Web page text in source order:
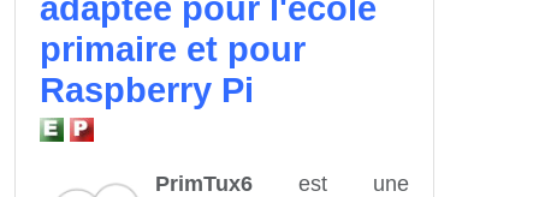
adaptée pour l'école
primaire et pour
Raspberry Pi
PrimTux6 est une